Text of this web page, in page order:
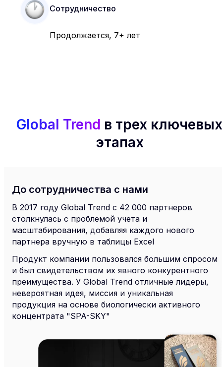
Сотрудничество
Продолжается, 7+ лет
Global Trend в трех
этапах
До сотрудничества с нами
В 2017 году Global Trend с 42 000 партнеров
столкнулась с проблемой учета и
масштабирования, добавляя каждого нового
партнера вручную в таблицы Excel
Продукт компании пользовался большим спросом
и был свидетельством их явного конкурентного
преимущества. У Global Trend отличные лидеры,
невероятная идея, миссия и уникальная
продукция на основе биологически активного
концентрата "SPA-SKY"